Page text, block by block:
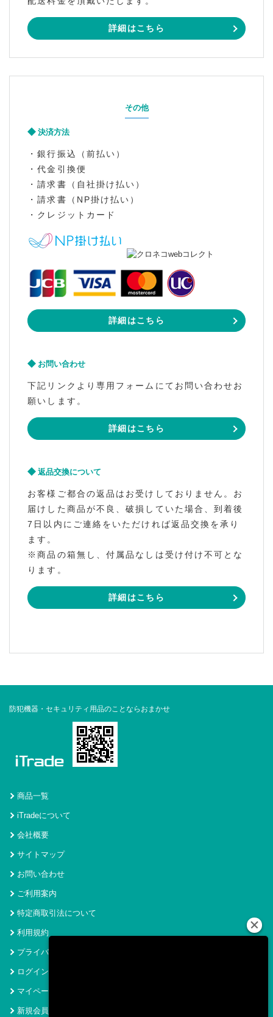
詳細はこちら
その他
決済方法
・銀行振込（前払い）
・代金引換便
・請求書（自社掛け払い）
・請求書（NP掛け払い）
・クレジットカード
詳細はこちら
お問い合わせ
下記リンクより専用フォームにてお問い合わせお
願いします。
詳細はこちら
返品交換について
お客様ご都合の返品はお受けしておりません。お
届けした商品が不良、破損していた場合、到着後
7日以内にご連絡をいただければ返品交換を承り
ます。
※商品の箱無し、付属品なしは受け付け不可とな
ります。
詳細はこちら
防犯機器・セキュリティ用品のことならおまかせ
商品一覧
iTradeについて
会社概要
サイトマップ
お問い合わせ
ご利用案内
特定商取引法について
利用規約
プライバシーポリシー
ログイン
マイページ
新規会員登録